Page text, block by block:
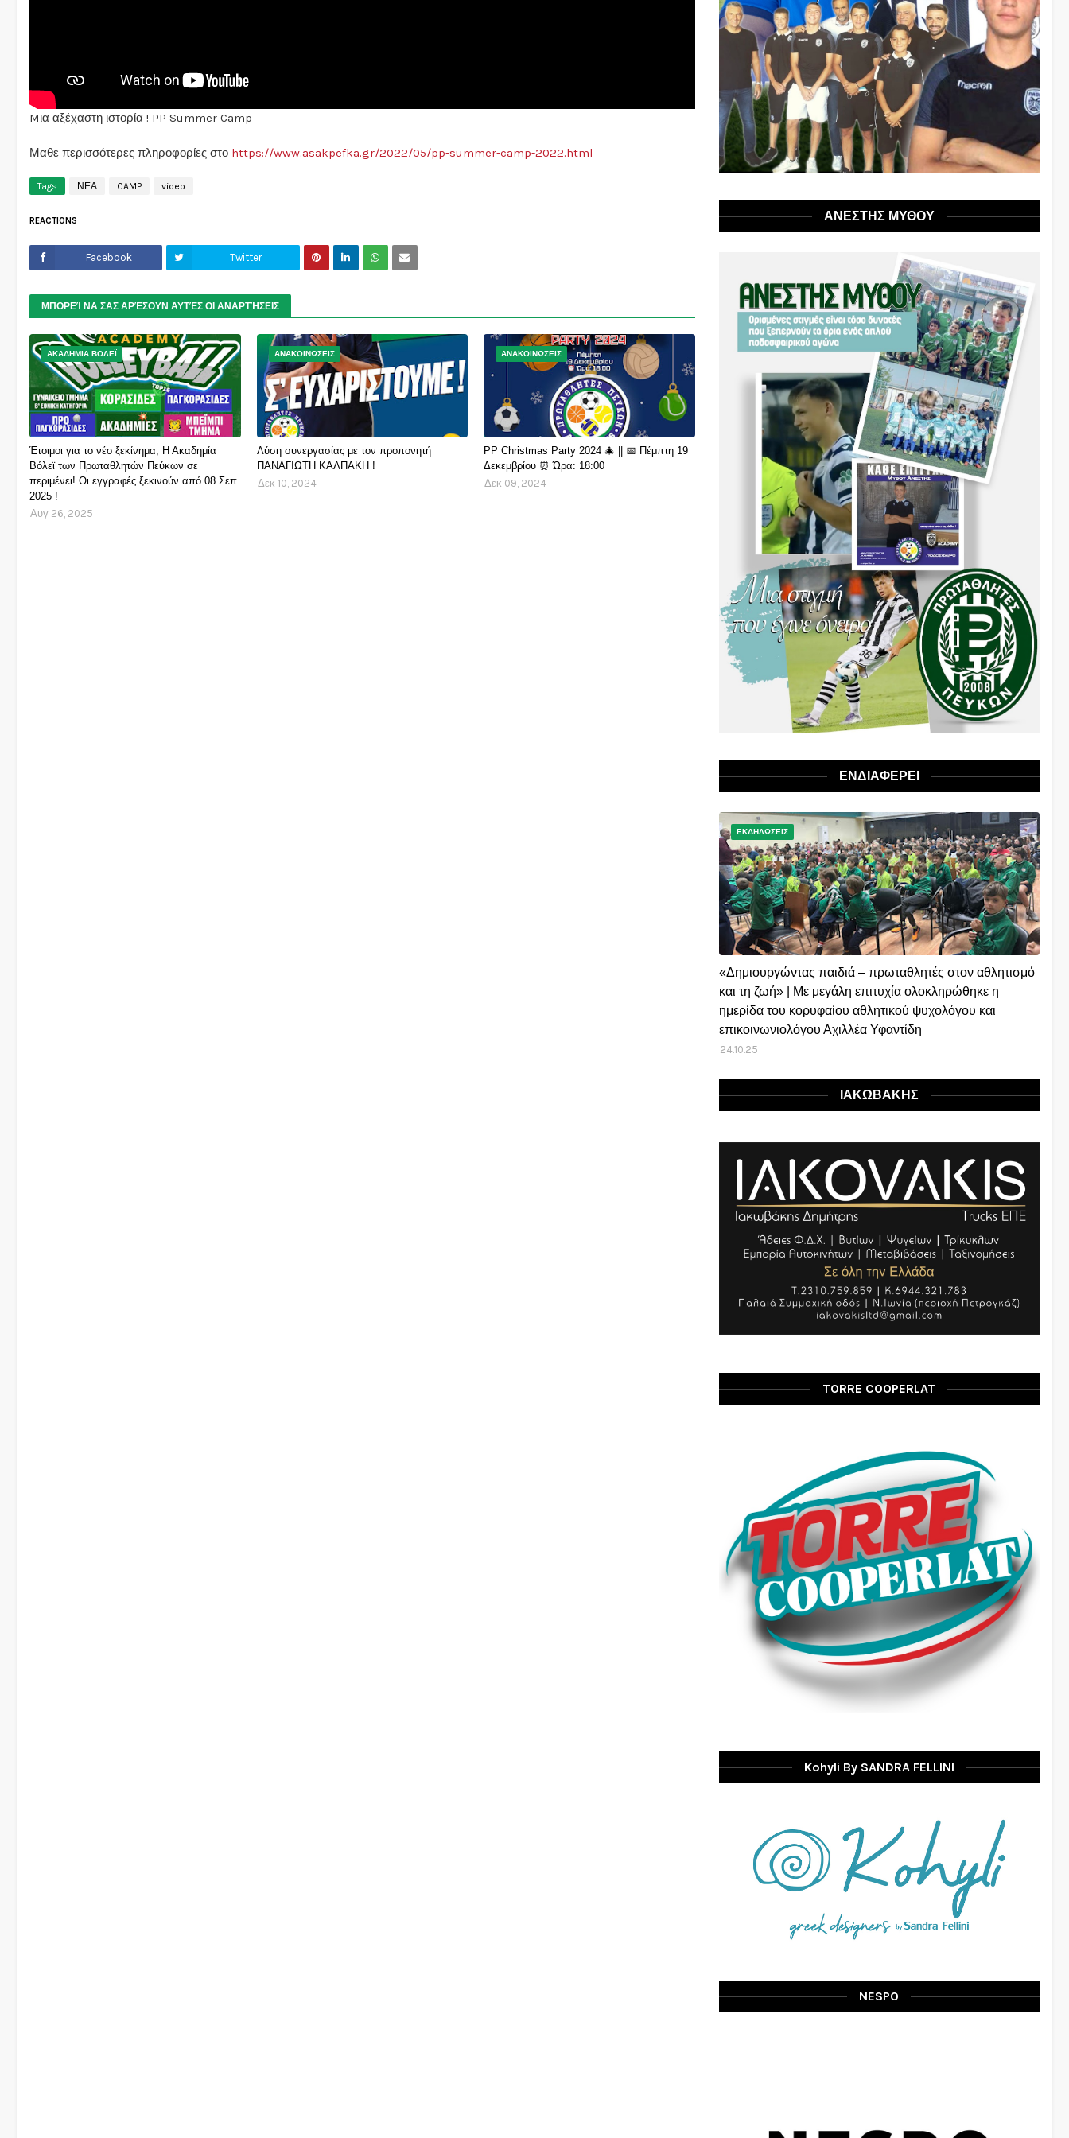
Mια αξέχαστη ιστορία ! PP Summer Camp
Μαθε περισσότερες πληροφορίες στο https://www.asakpefka.gr/2022/05/pp-summer-camp-2022.html
Tags ΝΕΑ CAMP video
REACTIONS
Facebook Twitter
ΜΠΟΡΕΊ ΝΑ ΣΑΣ ΑΡΈΣΟΥΝ ΑΥΤΈΣ ΟΙ ΑΝΑΡΤΉΣΕΙΣ
ΑΚΑΔΗΜΙΑ ΒΟΛΕΪ
Έτοιμοι για το νέο ξεκίνημα; Η Ακαδημία
Βόλεϊ των Πρωταθλητών Πεύκων σε
περιμένει! Οι εγγραφές ξεκινούν από 08 Σεπ
2025 !
Αυγ 26, 2025
ΑΝΑΚΟΙΝΩΣΕΙΣ
Λύση συνεργασίας με τον προπονητή
ΠΑΝΑΓΙΩΤΗ ΚΑΛΠΑΚΗ !
Δεκ 10, 2024
ΑΝΑΚΟΙΝΩΣΕΙΣ
PP Christmas Party 2024 🎄 || 📅 Πέμπτη 19
Δεκεμβρίου ⏰ Ώρα: 18:00
Δεκ 09, 2024
ΑΝΕΣΤΗΣ ΜΥΘΟΥ
ΕΝΔΙΑΦΕΡΕΙ
ΕΚΔΗΛΩΣΕΙΣ
«Δημιουργώντας παιδιά – πρωταθλητές στον αθλητισμό
και τη ζωή» | Με μεγάλη επιτυχία ολοκληρώθηκε η
ημερίδα του κορυφαίου αθλητικού ψυχολόγου και
επικοινωνιολόγου Αχιλλέα Υφαντίδη
24.10.25
ΙΑΚΩΒΑΚΗΣ
TORRE COOPERLAT
Kohyli By SANDRA FELLINI
NESPO